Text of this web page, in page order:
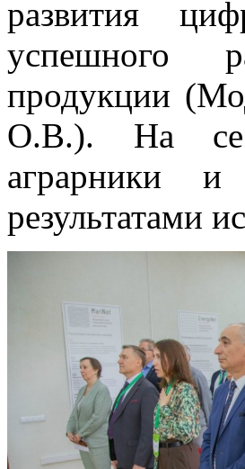
развития
успешного
продукции
О.В.). На
аграрники и
результатами